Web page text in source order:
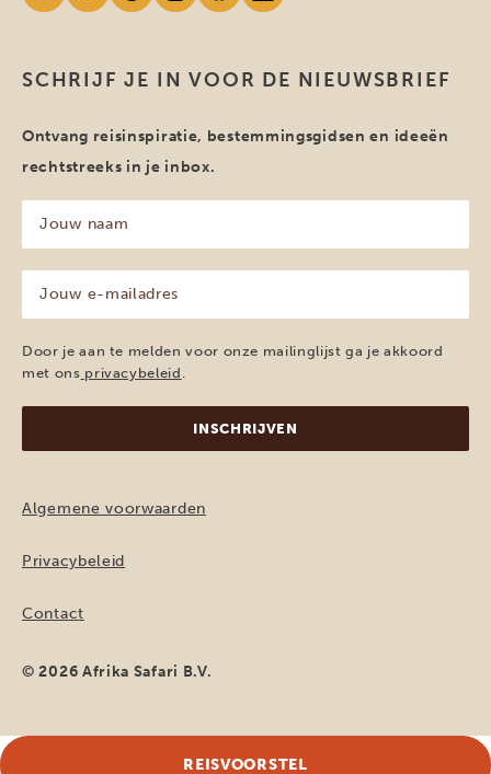
SCHRIJF JE IN VOOR DE NIEUWSBRIEF
Ontvang reisinspiratie, bestemmingsgidsen en ideeën
rechtstreeks in je inbox.
naam
(Vereist)
mailadres
(Vereist)
Door je aan te melden voor onze mailinglijst ga je akkoord
met ons privacybeleid .
Algemene voorwaarden
Privacybeleid
Contact
© 2026 Afrika Safari B.V.
REISVOORSTEL